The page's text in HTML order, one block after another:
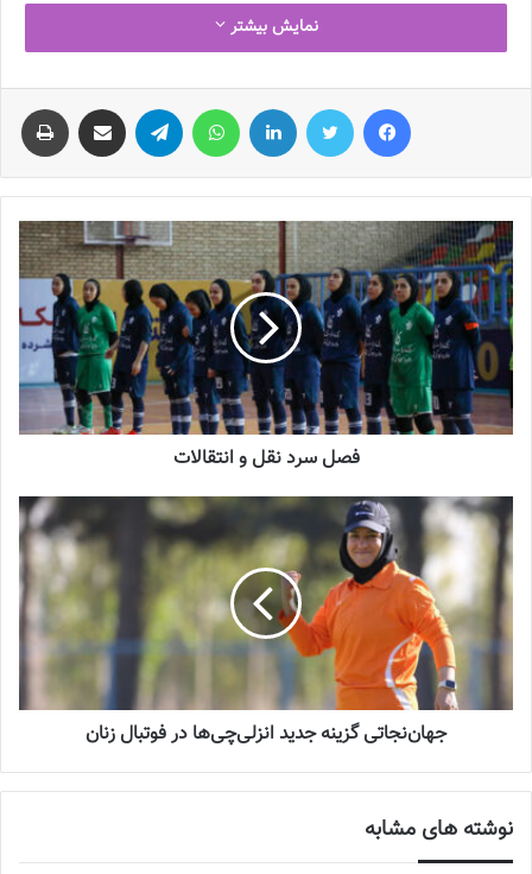
آورد و برترین تیم دوم هم می‌تواند در دور نهایی رقابت‌ها حضور پیدا
کند.
تیم ملی فوتبال زنان
ایران در گروه نخست دور دوم انتخابی المپیک
2024 پاریس با تیم‌های استرالیا، فیلیپین و چین‌تایپه هم‌گروه شده و
شاگردان مریم آزمون باید خود را برای سفر به برث آماده کنند و با حضور
در کشور استرالیا با حریفان خود به رقابت بپردازند. در این میان حتی روی
کاغذ هم فوتبال ملی زنان ایران شانس چندانی برای صعود به دور نهایی
انتخابی المپیک ندارد اما با این‌حال همگان امیدوارند که نمایش‌های
آبرومندانه‌ای از سوی شاگردان آزمون به اجرا در بیاید.
نوشته های مشابه
چالش هاى ليست جدید تيم ملى فوتبال
زنان
2023-06-14
تازه‌ترین خبرها از درمان ۲ ملی‌پوش فوتبال
زنان
2023-12-24
دعوت آزمون از 30 بازیکن به اردوی تیم ملی
2023-03-21
آینده درخشانی در انتظار فوتبال بانوان است
2022-12-10
نمایش بیشتر
فصل سرد نقل و انتقالات
جهان‌نجاتی گزینه جدید انزلی‌چی‌ها در فوتبال زنان
نوشته های مشابه